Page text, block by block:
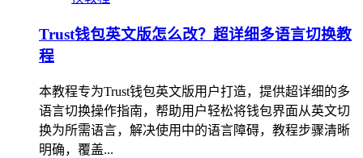
Trust钱包英文版怎么改？超详细多语言切换教
程
本教程专为Trust钱包英文版用户打造，提供超详细的多
语言切换操作指南，帮助用户轻松将钱包界面从英文切
换为所需语言，解决使用中的语言障碍，教程步骤清晰
明确，覆盖...